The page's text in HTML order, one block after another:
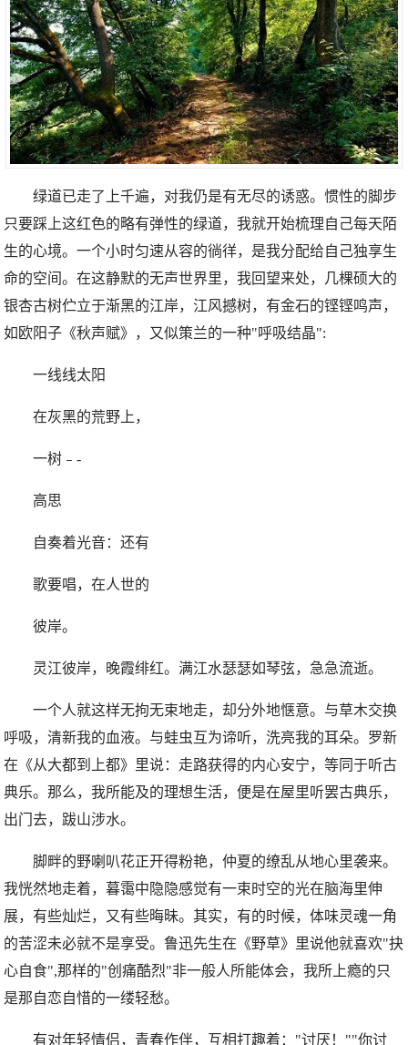
绿道已走了上千遍，对我仍是有无尽的诱惑。惯性的脚步
只要踩上这红色的略有弹性的绿道，我就开始梳理自己每天陌
生的心境。一个小时匀速从容的徜徉，是我分配给自己独享生
命的空间。在这静默的无声世界里，我回望来处，几棵硕大的
银杏古树伫立于渐黑的江岸，江风撼树，有金石的铿铿鸣声，
如欧阳子《秋声赋》，又似策兰的一种"呼吸结晶":
一线线太阳
在灰黑的荒野上，
一树﹣-
高思
自奏着光音：还有
歌要唱，在人世的
彼岸。
灵江彼岸，晚霞绯红。满江水瑟瑟如琴弦，急急流逝。
一个人就这样无拘无束地走，却分外地惬意。与草木交换
呼吸，清新我的血液。与蛙虫互为谛听，洗亮我的耳朵。罗新
在《从大都到上都》里说：走路获得的内心安宁，等同于听古
典乐。那么，我所能及的理想生活，便是在屋里听罢古典乐，
出门去，跋山涉水。
脚畔的野喇叭花正开得粉艳，仲夏的缭乱从地心里袭来。
我恍然地走着，暮霭中隐隐感觉有一束时空的光在脑海里伸
展，有些灿烂，又有些晦昧。其实，有的时候，体味灵魂一角
的苦涩未必就不是享受。鲁迅先生在《野草》里说他就喜欢"抉
心自食",那样的"创痛酷烈"非一般人所能体会，我所上瘾的只
是那自恋自惜的一缕轻愁。
有对年轻情侣，青春作伴，互相打趣着："讨厌！""你讨